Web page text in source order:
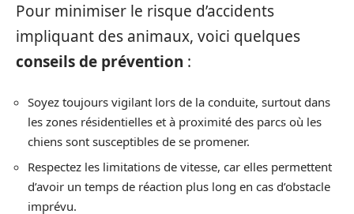
Pour minimiser le risque d’accidents
impliquant des animaux, voici quelques
conseils de prévention :
Soyez toujours vigilant lors de la conduite, surtout dans
les zones résidentielles et à proximité des parcs où les
chiens sont susceptibles de se promener.
Respectez les limitations de vitesse, car elles permettent
d’avoir un temps de réaction plus long en cas d’obstacle
imprévu.